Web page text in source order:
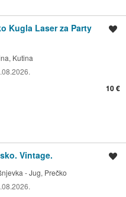
Kugla Laser za Party
Kutina
10 €
Vintage.
- Jug, Prečko